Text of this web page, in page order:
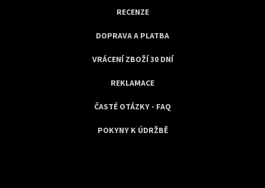
RECENZE
DOPRAVA A PLATBA
VRÁCENÍ ZBOŽÍ 30 DNÍ
REKLAMACE
ČASTÉ OTÁZKY - FAQ
POKYNY K ÚDRŽBĚ